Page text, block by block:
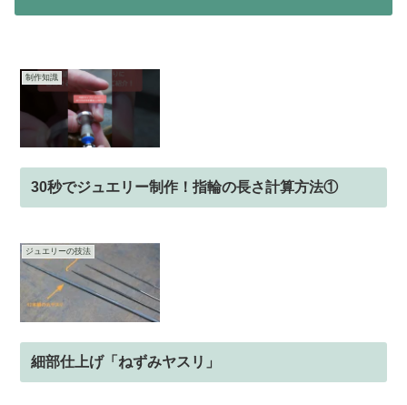
制作知識
30秒でジュエリー制作！指輪の長さ計算方法①
ジュエリーの技法
細部仕上げ「ねずみヤスリ」